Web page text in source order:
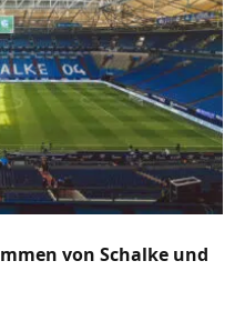
von Schalke und